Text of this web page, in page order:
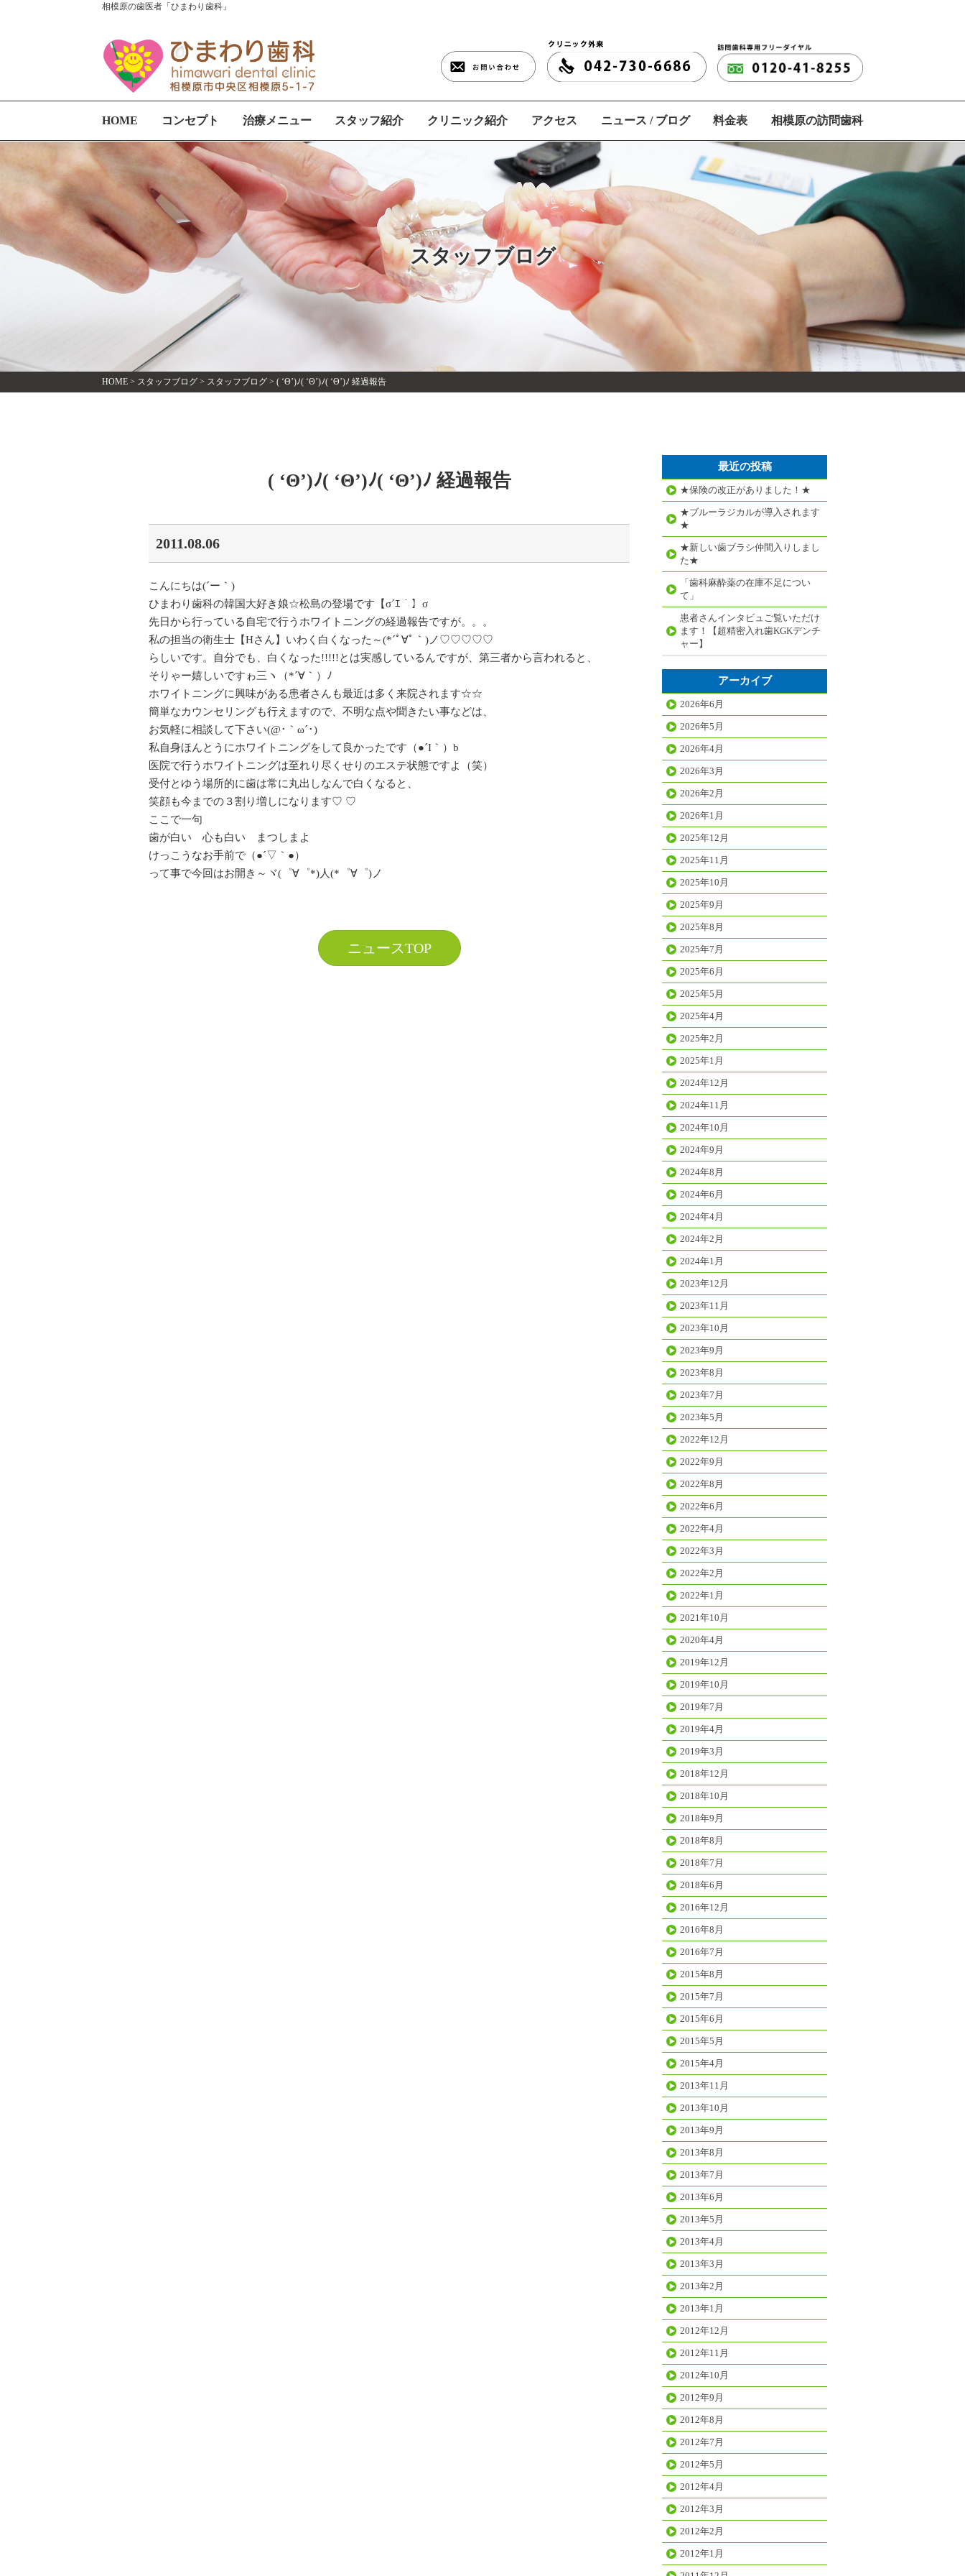
相模原の歯医者「ひまわり歯科」
HOME コンセプト 治療メニュー スタッフ紹介 クリニック紹介 アクセス ニュース / ブログ 料金表 相模原の訪問歯科
スタッフブログ
HOME > スタッフブログ > スタッフブログ > ( ‘Θ’)ﾉ( ‘Θ’)ﾉ( ‘Θ’)ﾉ 経過報告
( ‘Θ’)ﾉ( ‘Θ’)ﾉ( ‘Θ’)ﾉ 経過報告
2011.08.06
こんにちは(´ー｀)
ひまわり歯科の韓国大好き娘☆松島の登場です【σ´ｴ｀】σ
先日から行っている自宅で行うホワイトニングの経過報告ですが。。。
私の担当の衛生士【Hさん】いわく白くなった～(*´ﾟ∀ﾟ｀)ノ♡♡♡♡♡
らしいです。自分でも、白くなった!!!!!とは実感しているんですが、第三者から言われると、
そりゃー嬉しいですゎ三ヽ（*´∀｀）ﾉ
ホワイトニングに興味がある患者さんも最近は多く来院されます☆☆
簡単なカウンセリングも行えますので、不明な点や聞きたい事などは、
お気軽に相談して下さい(@･｀ω´･)
私自身ほんとうにホワイトニングをして良かったです（●´I｀）b
医院で行うホワイトニングは至れり尽くせりのエステ状態ですよ（笑）
受付とゆう場所的に歯は常に丸出しなんで白くなると、
笑顔も今までの３割り増しになります♡ ♡
ここで一句
歯が白い 心も白い まつしまよ
けっこうなお手前で（●´▽｀●）
って事で今回はお開き～ヾ(゜∀゜*)人(*゜∀゜)ノ
ニュースTOP
最近の投稿
★保険の改正がありました！★
★ブルーラジカルが導入されます
★
★新しい歯ブラシ仲間入りしまし
た★
「歯科麻酔薬の在庫不足につい
て」
患者さんインタビュご覧いただけ
ます！【超精密入れ歯KGKデンチ
ャー】
アーカイブ
2026年6月
2026年5月
2026年4月
2026年3月
2026年2月
2026年1月
2025年12月
2025年11月
2025年10月
2025年9月
2025年8月
2025年7月
2025年6月
2025年5月
2025年4月
2025年2月
2025年1月
2024年12月
2024年11月
2024年10月
2024年9月
2024年8月
2024年6月
2024年4月
2024年2月
2024年1月
2023年12月
2023年11月
2023年10月
2023年9月
2023年8月
2023年7月
2023年5月
2022年12月
2022年9月
2022年8月
2022年6月
2022年4月
2022年3月
2022年2月
2022年1月
2021年10月
2020年4月
2019年12月
2019年10月
2019年7月
2019年4月
2019年3月
2018年12月
2018年10月
2018年9月
2018年8月
2018年7月
2018年6月
2016年12月
2016年8月
2016年7月
2015年8月
2015年7月
2015年6月
2015年5月
2015年4月
2013年11月
2013年10月
2013年9月
2013年8月
2013年7月
2013年6月
2013年5月
2013年4月
2013年3月
2013年2月
2013年1月
2012年12月
2012年11月
2012年10月
2012年9月
2012年8月
2012年7月
2012年5月
2012年4月
2012年3月
2012年2月
2012年1月